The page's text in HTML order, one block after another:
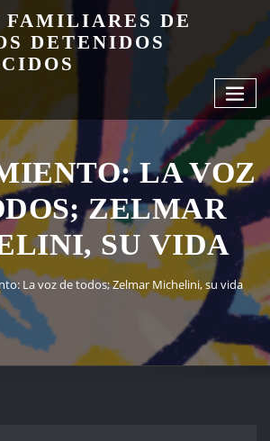
FAMILIARES DE
DETENIDOS
LA VOZ
ZELMAR
SU VIDA
La voz de todos; Zelmar Michelini, su vida